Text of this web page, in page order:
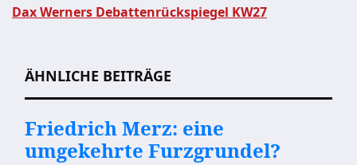
Dax Werners Debattenrückspiegel KW27
ÄHNLICHE BEITRÄGE
Friedrich Merz: eine
umgekehrte Furzgrundel?